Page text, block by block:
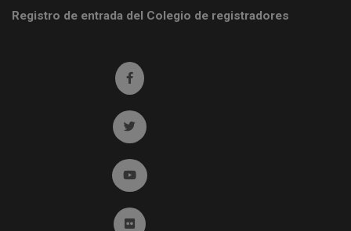
Registro de entrada del Colegio de registradores
Ir a facebook (abre en ventana nueva)
Ir a twitter (abre en ventana nueva)
Ir a YouTube (abre en ventana nueva)
Ir a Flickr (abre en ventana nueva)